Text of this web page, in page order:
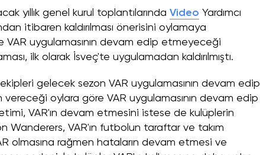
yıllık genel kurul toplantılarında Video Yardımcı
itibaren kaldırılması önerisini oylamaya
VAR uygulamasının devam edip etmeyeceği
ilk olarak İsveç'te uygulamadan kaldırılmıştı.
gelecek sezon VAR uygulamasının devam edip
oylara göre VAR uygulamasının devam edip
VAR'ın devam etmesini istese de kulüplerin
Wanderers, VAR'ın futbolun taraftar ve takım
olmasına rağmen hataların devam etmesi ve